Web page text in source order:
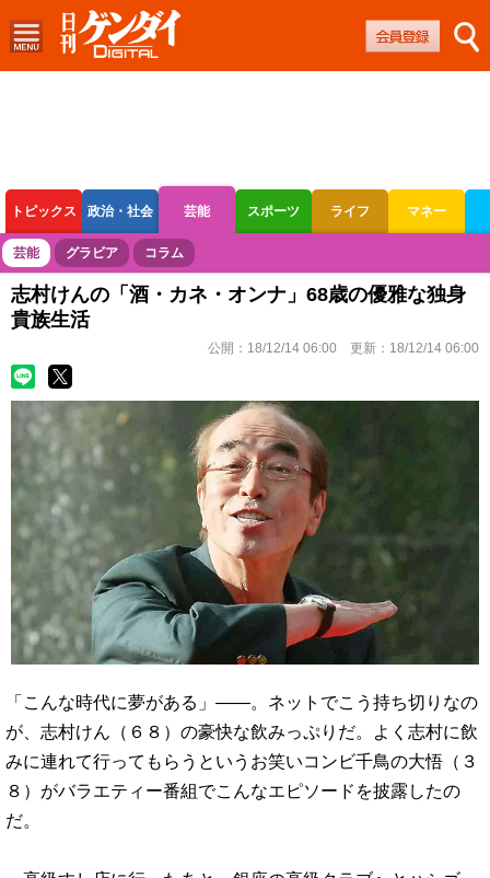
トピックス 政治・社会 芸能 スポーツ ライフ マネー
ボートレース 競輪 オートレース
芸能 グラビア コラム
志村けんの「酒・カネ・オンナ」68歳の優雅な独身
貴族生活
公開： 18/12/14 06:00 更新： 18/12/14 06:00
「こんな時代に夢がある」――。ネットでこう持ち切りなの
が、志村けん（６８）の豪快な飲みっぷりだ。よく志村に飲
みに連れて行ってもらうというお笑いコンビ千鳥の大悟（３
８）がバラエティー番組でこんなエピソードを披露したの
だ。